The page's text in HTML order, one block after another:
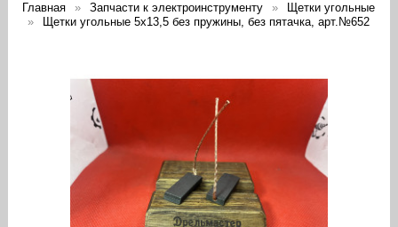
Главная Запчасти к электроинструменту
Щетки угольные
Щетки угольные 5х13,5 без пружины, без пятачка, арт.№652